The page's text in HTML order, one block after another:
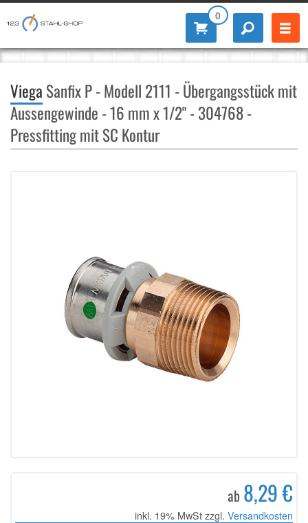
0
Viega Sanfix P - Modell 2111 - Übergangsstück mit
Aussengewinde - 16 mm x 1/2" - 304768 -
Pressfitting mit SC Kontur
ab 8,29 €
inkl. 19% MwSt zzgl. Versandkosten